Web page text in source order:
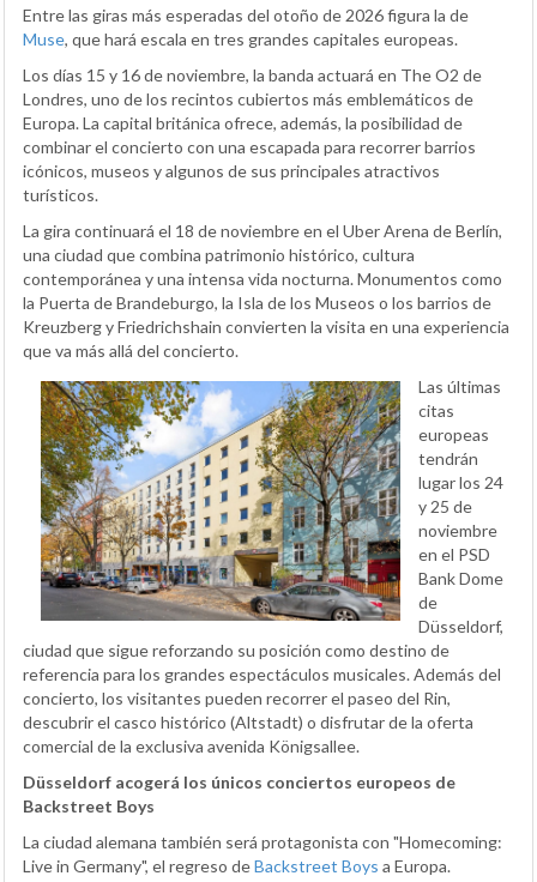
Entre las giras más esperadas del otoño de 2026 figura la de
Muse, que hará escala en tres grandes capitales europeas.
Los días 15 y 16 de noviembre, la banda actuará en The O2 de
Londres, uno de los recintos cubiertos más emblemáticos de
Europa. La capital británica ofrece, además, la posibilidad de
combinar el concierto con una escapada para recorrer barrios
icónicos, museos y algunos de sus principales atractivos
turísticos.
La gira continuará el 18 de noviembre en el Uber Arena de Berlín,
una ciudad que combina patrimonio histórico, cultura
contemporánea y una intensa vida nocturna. Monumentos como
la Puerta de Brandeburgo, la Isla de los Museos o los barrios de
Kreuzberg y Friedrichshain convierten la visita en una experiencia
que va más allá del concierto.
Las últimas
citas
europeas
tendrán
lugar los 24
y 25 de
noviembre
en el PSD
Bank Dome
de
Düsseldorf,
ciudad que sigue reforzando su posición como destino de
referencia para los grandes espectáculos musicales. Además del
concierto, los visitantes pueden recorrer el paseo del Rin,
descubrir el casco histórico (Altstadt) o disfrutar de la oferta
comercial de la exclusiva avenida Königsallee.
Düsseldorf acogerá los únicos conciertos europeos de
Backstreet Boys
La ciudad alemana también será protagonista con "Homecoming:
Live in Germany", el regreso deBackstreet Boys a Europa.